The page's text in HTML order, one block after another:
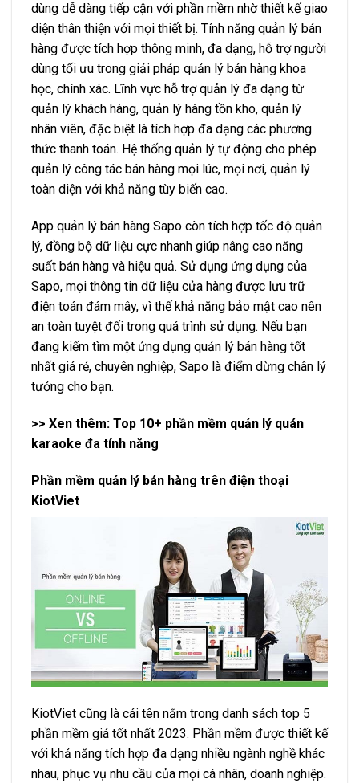
dùng dễ dàng tiếp cận với phần mềm nhờ thiết kế giao
diện thân thiện với mọi thiết bị. Tính năng quản lý bán
hàng được tích hợp thông minh, đa dạng, hỗ trợ người
dùng tối ưu trong giải pháp quản lý bán hàng khoa
học, chính xác. Lĩnh vực hỗ trợ quản lý đa dạng từ
quản lý khách hàng, quản lý hàng tồn kho, quản lý
nhân viên, đặc biệt là tích hợp đa dạng các phương
thức thanh toán. Hệ thống quản lý tự động cho phép
quản lý công tác bán hàng mọi lúc, mọi nơi, quản lý
toàn diện với khả năng tùy biến cao.
App quản lý bán hàng Sapo còn tích hợp tốc độ quản
lý, đồng bộ dữ liệu cực nhanh giúp nâng cao năng
suất bán hàng và hiệu quả. Sử dụng ứng dụng của
Sapo, mọi thông tin dữ liệu cửa hàng được lưu trữ
điện toán đám mây, vì thế khả năng bảo mật cao nên
an toàn tuyệt đối trong quá trình sử dụng. Nếu bạn
đang kiếm tìm một ứng dụng quản lý bán hàng tốt
nhất giá rẻ, chuyên nghiệp, Sapo là điểm dừng chân lý
tưởng cho bạn.
>> Xen thêm: Top 10+ phần mềm quản lý quán
karaoke đa tính năng
Phần mềm quản lý bán hàng trên điện thoại
KiotViet
KiotViet cũng là cái tên nằm trong danh sách top 5
phần mềm giá tốt nhất 2023. Phần mềm được thiết kế
với khả năng tích hợp đa dạng nhiều ngành nghề khác
nhau, phục vụ nhu cầu của mọi cá nhân, doanh nghiệp.